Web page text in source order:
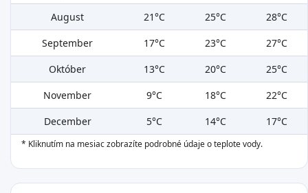
August
21°C 25°C
28°C
September
17°C 23°C
27°C
Október
13°C 20°C
25°C
November
9°C 18°C
22°C
December
5°C 14°C 17°C
* Kliknutím na mesiac zobrazíte podrobné údaje o teplote vody.